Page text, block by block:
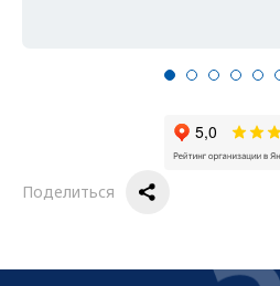
Поделиться